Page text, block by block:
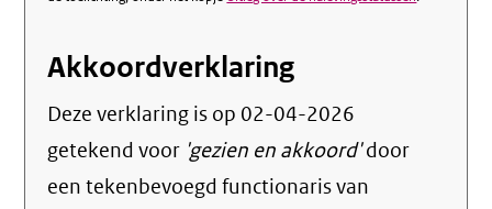
Akkoordverklaring
Deze verklaring is op 02-04-2026
getekend voor 'gezien en akkoord'door
een tekenbevoegd functionaris van